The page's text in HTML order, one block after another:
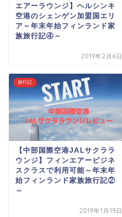
エアーラウンジ】ヘルシンキ
空港のシェンゲン加盟国エリ
ア～年末年始フィンランド家
族旅行記④～
2019年2月6日
旅行記
【中部国際空港JALサクララ
ウンジ】フィンエアービジネ
スクラスで利用可能～年末年
始フィンランド家族旅行記②
～
2019年1月19日